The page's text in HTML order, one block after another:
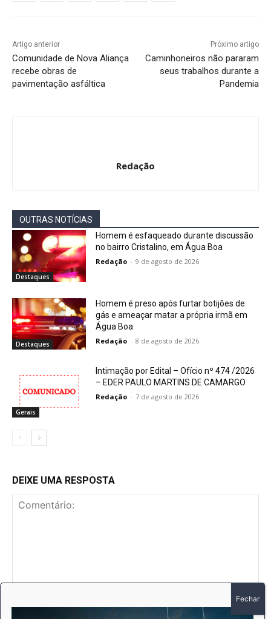
Artigo anterior
Comunidade de Nova Aliança
recebe obras de
pavimentação asfáltica
Próximo artigo
Caminhoneiros não pararam
seus trabalhos durante a
Pandemia
Redação
OUTRAS NOTÍCIAS
Destaques
Homem é esfaqueado durante discussão
no bairro Cristalino, em Água Boa
Redação - 9 de agosto de 2026
Destaques
Homem é preso após furtar botijões de
gás e ameaçar matar a própria irmã em
Água Boa
Redação - 8 de agosto de 2026
Gerais
Intimação por Edital – Ofício nº 474 /2026
– EDER PAULO MARTINS DE CAMARGO
Redação - 7 de agosto de 2026
DEIXE UMA RESPOSTA